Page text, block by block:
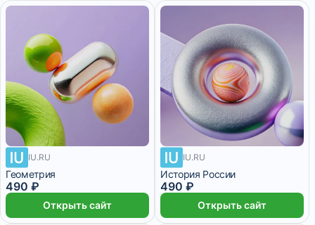
IU.RU
Геометрия
490 ₽
Открыть сайт
IU.RU
История России
490 ₽
Открыть сайт